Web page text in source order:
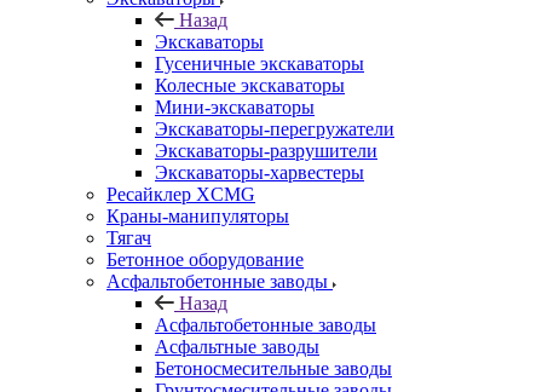
Назад
Экскаваторы
Гусеничные экскаваторы
Колесные экскаваторы
Мини-экскаваторы
Экскаваторы-перегружатели
Экскаваторы-разрушители
Экскаваторы-харвестеры
Ресайклер XCMG
Краны-манипуляторы
Тягач
Бетонное оборудование
Асфальтобетонные заводы
Назад
Асфальтобетонные заводы
Асфальтные заводы
Бетоносмесительные заводы